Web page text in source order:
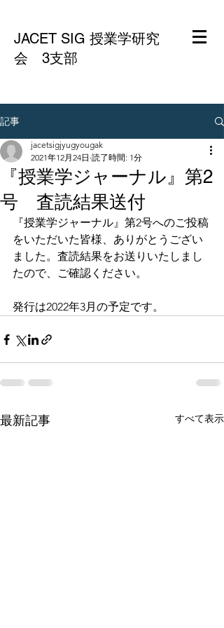
JACET SIG 授業学研究
会 3支部
記事
『授業学ジャーナル』第2
号 査読結果送付
jacetsigjyugyougak
2021年12月24日 読了時間: 1分
『授業学ジャーナル』第2号へのご投稿
をいただいた皆様、ありがとうござい
ました。査読結果をお送りいたしまし
たので、ご確認ください。
発行は2022年3月の予定です。
最新記事 すべて表示